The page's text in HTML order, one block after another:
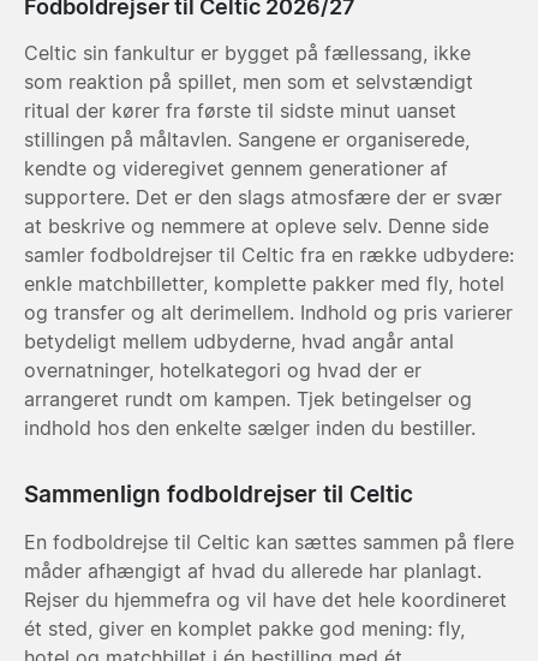
Fodboldrejser til Celtic 2026/27
Celtic sin fankultur er bygget på fællessang, ikke
som reaktion på spillet, men som et selvstændigt
ritual der kører fra første til sidste minut uanset
stillingen på måltavlen. Sangene er organiserede,
kendte og videregivet gennem generationer af
supportere. Det er den slags atmosfære der er svær
at beskrive og nemmere at opleve selv. Denne side
samler fodboldrejser til Celtic fra en række udbydere:
enkle matchbilletter, komplette pakker med fly, hotel
og transfer og alt derimellem. Indhold og pris varierer
betydeligt mellem udbyderne, hvad angår antal
overnatninger, hotelkategori og hvad der er
arrangeret rundt om kampen. Tjek betingelser og
indhold hos den enkelte sælger inden du bestiller.
Sammenlign fodboldrejser til Celtic
En fodboldrejse til Celtic kan sættes sammen på flere
måder afhængigt af hvad du allerede har planlagt.
Rejser du hjemmefra og vil have det hele koordineret
ét sted, giver en komplet pakke god mening: fly,